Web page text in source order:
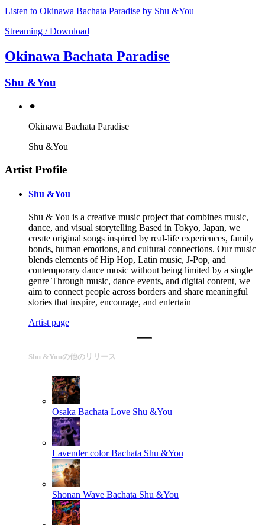
Listen to Okinawa Bachata Paradise by Shu &You
Streaming / Download
Okinawa Bachata Paradise
Shu &You
⚫︎
Okinawa Bachata Paradise
Shu &You
Artist Profile
Shu &You
Shu & You is a creative music project that combines music,
dance, and visual storytelling Based in Tokyo, Japan, we
create original songs inspired by real-life experiences, family
bonds, human emotions, and cultural connections. Our music
blends elements of Hip Hop, Latin music, J-Pop, and
contemporary dance music without being limited by a single
genre Through music, dance events, and digital content, we
aim to connect people across borders and share meaningful
stories that inspire, encourage, and entertain
Artist page
Shu &Youの他のリリース
Osaka Bachata Love Shu &You
Lavender color Bachata Shu &You
Shonan Wave Bachata Shu &You